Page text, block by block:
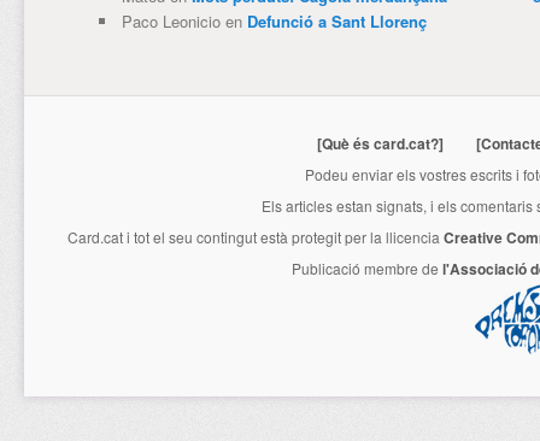
Paco Leonicioen Defunció a Sant Llorenç
[Què és card.cat?]
Podeu enviar els vostres escrits i
Els articles estan signats, i els
Card.cati tot el seu contingut està protegit per la llicencia Creative
Publicació membre de l'Associació